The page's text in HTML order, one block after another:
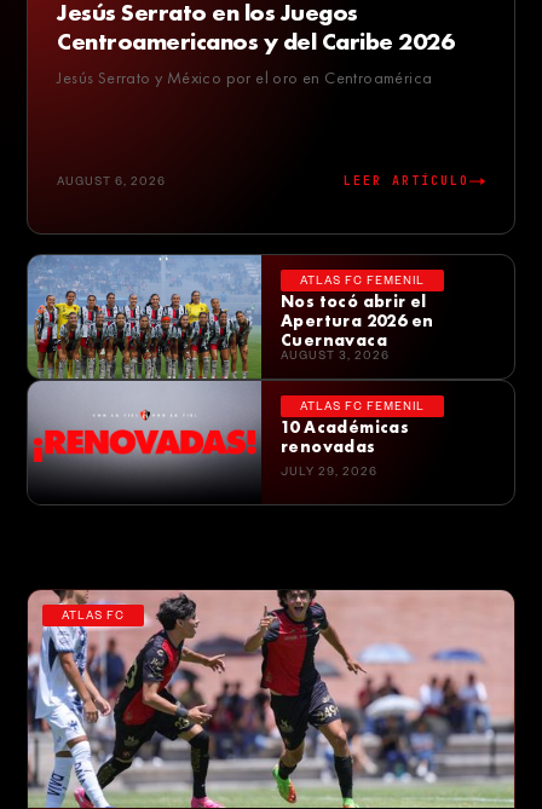
Jesús Serrato en los Juegos
Centroamericanos y del Caribe 2026
Jesús Serrato y México por el oro en Centroamérica
AUGUST 6, 2026 LEER ARTÍCULO
ATLAS FC FEMENIL
Nos tocó abrir el
Apertura 2026 en
Cuernavaca
AUGUST 3, 2026
ATLAS FC FEMENIL
10 Académicas
renovadas
JULY 29, 2026
ATLAS FC